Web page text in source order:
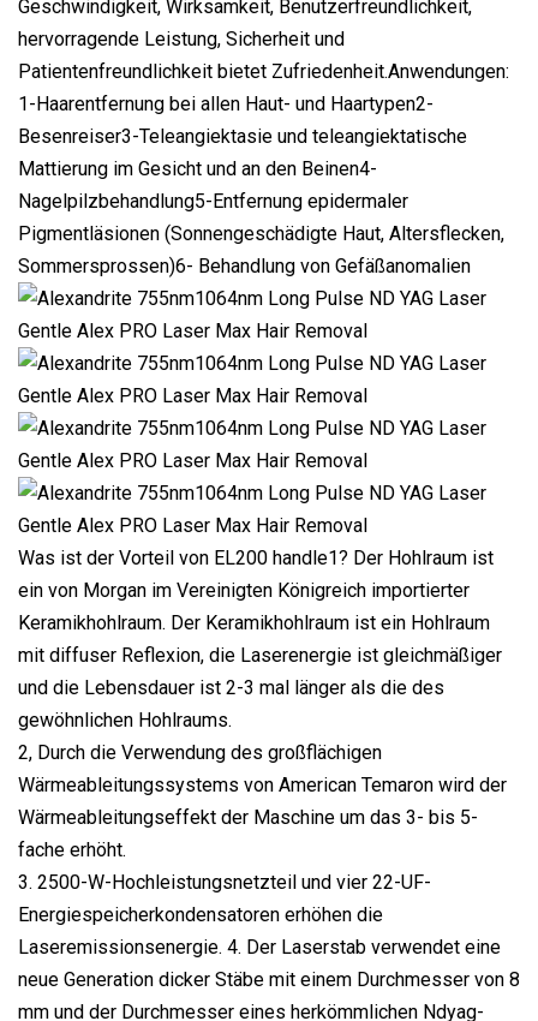
Geschwindigkeit, Wirksamkeit, Benutzerfreundlichkeit,
hervorragende Leistung, Sicherheit und
Patientenfreundlichkeit bietet Zufriedenheit.Anwendungen:
1-Haarentfernung bei allen Haut- und Haartypen2-
Besenreiser3-Teleangiektasie und teleangiektatische
Mattierung im Gesicht und an den Beinen4-
Nagelpilzbehandlung5-Entfernung epidermaler
Pigmentläsionen (Sonnengeschädigte Haut, Altersflecken,
Sommersprossen)6- Behandlung von Gefäßanomalien
Was ist der Vorteil von EL200 handle1? Der Hohlraum ist
ein von Morgan im Vereinigten Königreich importierter
Keramikhohlraum. Der Keramikhohlraum ist ein Hohlraum
mit diffuser Reflexion, die Laserenergie ist gleichmäßiger
und die Lebensdauer ist 2-3 mal länger als die des
gewöhnlichen Hohlraums.
2, Durch die Verwendung des großflächigen
Wärmeableitungssystems von American Temaron wird der
Wärmeableitungseffekt der Maschine um das 3- bis 5-
fache erhöht.
3. 2500-W-Hochleistungsnetzteil und vier 22-UF-
Energiespeicherkondensatoren erhöhen die
Laseremissionsenergie. 4. Der Laserstab verwendet eine
neue Generation dicker Stäbe mit einem Durchmesser von 8
mm und der Durchmesser eines herkömmlichen Ndyag-